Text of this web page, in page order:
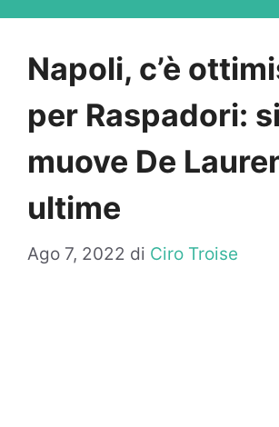
Napoli, c’è
per Raspadori: si
muove De
ultime
Ago 7, 2022 di Ciro Troise